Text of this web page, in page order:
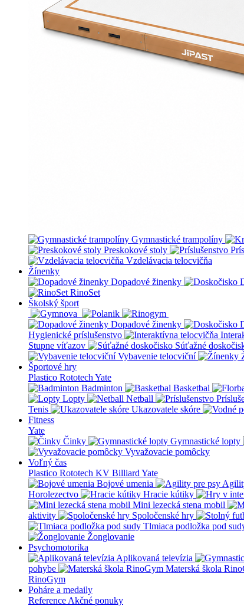
Gymnastické trampolíny
Preskokové stoly
Vzdelávacia telocvičňa
Žínenky
Dopadové žinenky
RinoSet
Školský šport
Dopadové žinenky
Hygienické príslušenstvo
Stupne víťazov
Súťažné
Vybavenie telocviční
Športové hry
Plastico Rototech Yate
Badminton
Basketbal
Lopty
Netball
Tenis
Ukazovatele skóre
Fitness
Yate
Činky
Gymnastické lopty
Vyvažovacie pomôcky
Voľný čas
Plastico Rototech KV Billiard Yate
Bojové umenia
Horolezectvo
Hracie kútiky
Mini lezecká stena mobil
aktivity
Spoločenské hry
Tlmiaca podložka pod
Žonglovanie
Psychomotorika
Aplikovaná televízia
pohybe
Materská škola
RinoGym
Poháre a medaily
Reference Akčné ponuky